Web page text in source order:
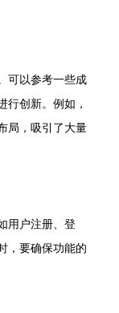
可以参考一些成
行创新。例如，
局，吸引了大量
用户注册、登
，要确保功能的